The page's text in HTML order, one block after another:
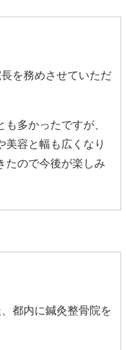
を務めさせていただ
多かったですが、
容と幅も広くなり
たので今後が楽しみ
都内に鍼灸整骨院を